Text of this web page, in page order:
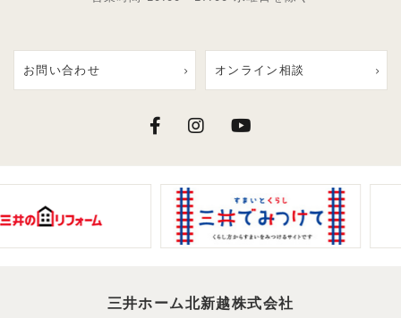
お問い合わせ オンライン相談
三井ホーム北新越株式会社